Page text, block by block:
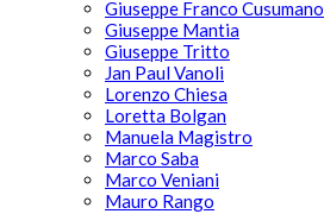
Giuseppe Franco Cusumano
Giuseppe Mantia
Giuseppe Tritto
Jan Paul Vanoli
Lorenzo Chiesa
Loretta Bolgan
Manuela Magistro
Marco Saba
Marco Veniani
Mauro Rango